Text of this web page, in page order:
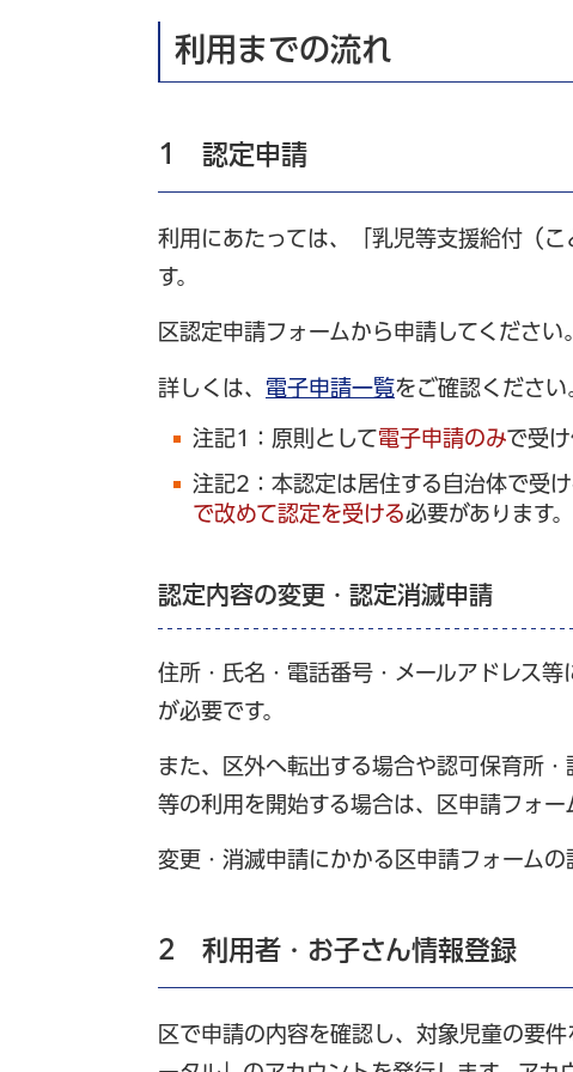
利用までの流れ
1 認定申請
利用にあたっては、「乳児等支援給付（
す。
区認定申請フォームから申請してください。
詳しくは、 電子申請一覧をご確認ください
注記1：原則として電子申請のみで受
注記2：本認定は居住する自治体で受
で改めて認定を受ける必要があります。
認定内容の変更・認定消滅申請
住所・氏名・電話番号・メールアドレス
が必要です。
また、区外へ転出する場合や認可保育所
等の利用を開始する場合は、区申請フォー
変更・消滅申請にかかる区申請フォームの
2 利用者・お子さん情報登録
区で申請の内容を確認し、対象児童の要